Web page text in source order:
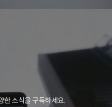
소식을 구독하세요.